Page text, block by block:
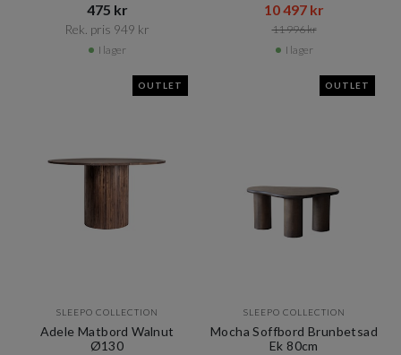
475 kr​​
Rek. pris 949 kr​​
I lager
10 497 kr​​
11 996 kr​​
I lager
OUTLET
SLEEPO COLLECTION
Adele Matbord Walnut
Ø130
OUTLET
SLEEPO COLLECTION
Mocha Soffbord Brunbetsad
Ek 80cm